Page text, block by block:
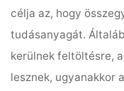
célja az, hogy
tudásanyagát.
kerülnek feltöltésre,
lesznek, ugyanakkor